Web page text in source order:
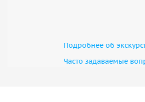
Подробнее об
Часто задаваемые